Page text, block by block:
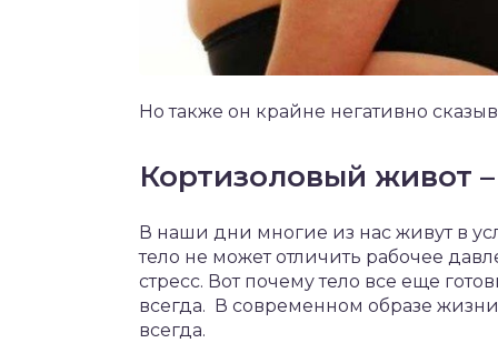
Но также он крайне негативно
Кортизоловый живот –
В наши дни многие из нас живут в
тело не может отличить рабочее
стресс. Вот почему тело все еще
всегда. В современном образе
всегда.